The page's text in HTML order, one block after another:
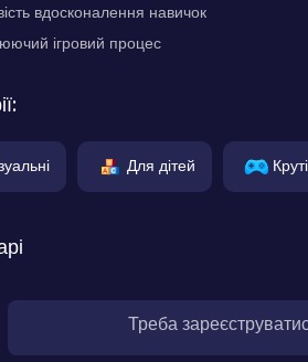
вдосконалення навичок
ігровий процес
Для дітей Круті
Треба